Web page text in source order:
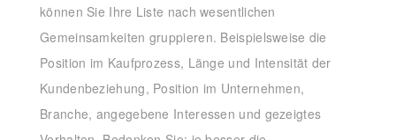
können Sie Ihre Liste nach wesentlichen
Gemeinsamkeiten gruppieren. Beispielsweise die
Position im Kaufprozess, Länge und Intensität der
Kundenbeziehung, Position im Unternehmen,
Branche, angegebene Interessen und gezeigtes